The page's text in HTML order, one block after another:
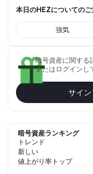
本日のHEZについてのご
強気
暗号資産に関する
またはログインし
サイ
暗号資産ランキング
トレンド
新しい
値上がり率トップ